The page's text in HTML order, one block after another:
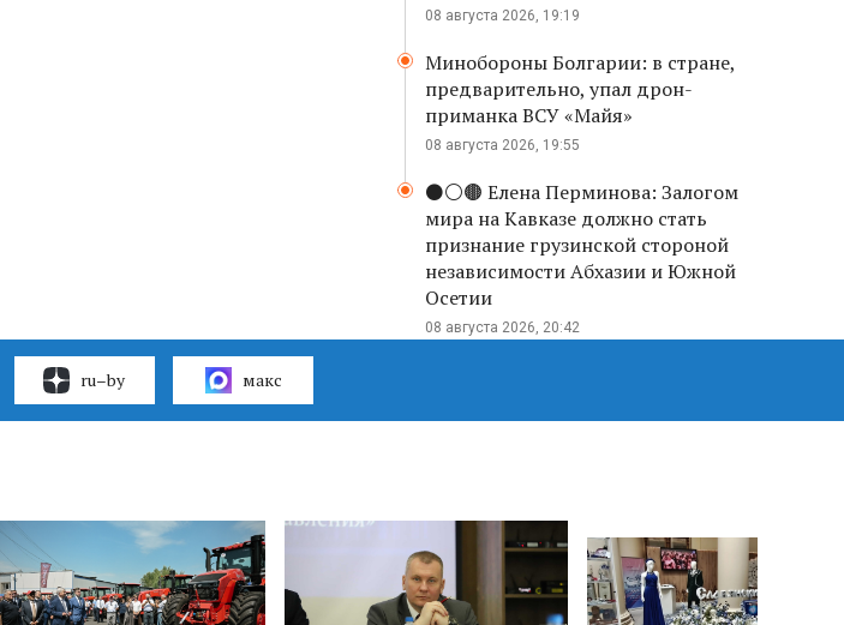
08 августа 2026, 19:19
Минобороны Болгарии: в стране,
предварительно, упал дрон-
приманка ВСУ «Майя»
08 августа 2026, 19:55
⚫️⚪️🟤 Елена Перминова: Залогом
мира на Кавказе должно стать
признание грузинской стороной
независимости Абхазии и Южной
Осетии
08 августа 2026, 20:42
ru–by макс